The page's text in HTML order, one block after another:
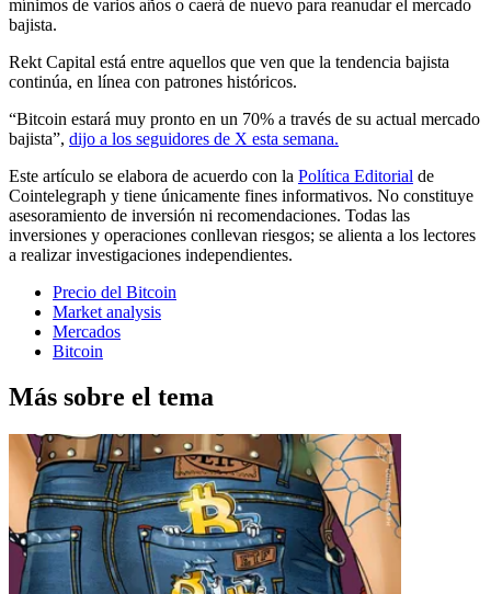
mínimos de varios años o caerá de nuevo para reanudar el mercado
bajista.
Rekt Capital está entre aquellos que ven que la tendencia bajista
continúa, en línea con patrones históricos.
“Bitcoin estará muy pronto en un 70% a través de su actual mercado
bajista”, dijo a los seguidores de X esta semana.
Este artículo se elabora de acuerdo con la Política Editorial de
Cointelegraph y tiene únicamente fines informativos. No constituye
asesoramiento de inversión ni recomendaciones. Todas las
inversiones y operaciones conllevan riesgos; se alienta a los lectores
a realizar investigaciones independientes.
Precio del Bitcoin
Market analysis
Mercados
Bitcoin
Más sobre el tema